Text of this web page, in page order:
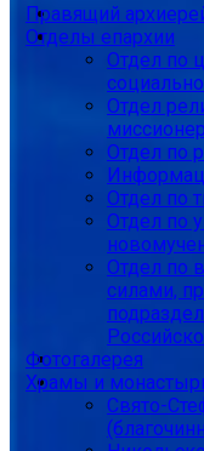
Правящий
Отделы епархии
Отдел по
Отдел
Отдел по
Отдел по
Отдел по
Отдел по
силами,
Фотогалерея
Храмы и
Свято-